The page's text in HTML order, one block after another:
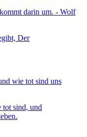
Der
tot sind, und